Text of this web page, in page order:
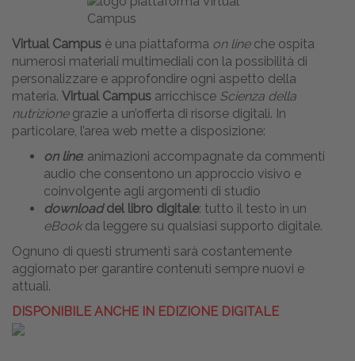
Virtual Campus è una piattaforma on lineche ospita
numerosi materiali multimediali con la possibilità di
personalizzare e approfondire ogni aspetto della
materia. Virtual Campus arricchisce Scienza della
nutrizionegrazie a un’offerta di risorse digitali. In
particolare, l’area web mette a disposizione:
on line: animazioni accompagnate da commenti
audio che consentono un approccio visivo e
coinvolgente agli argomenti di studio
downloaddel libro digitale: tutto il testo in un
eBookda leggere su qualsiasi supporto digitale.
Ognuno di questi strumenti sarà costantemente
aggiornato per garantire contenuti sempre nuovi e
attuali.
DISPONIBILE ANCHE IN EDIZIONE DIGITALE